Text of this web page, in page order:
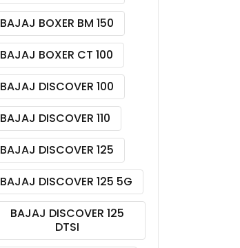
BAJAJ BOXER BM 150
BAJAJ BOXER CT 100
BAJAJ DISCOVER 100
BAJAJ DISCOVER 110
BAJAJ DISCOVER 125
BAJAJ DISCOVER 125 5G
BAJAJ DISCOVER 125
DTSI